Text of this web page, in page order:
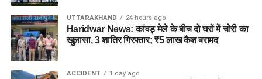
UTTARAKHAND 24 hours ago
Haridwar News: कांवड़ मेले के बीच दो घरों में चोरी का
खुलासा, 3 शातिर गिरफ्तार; ₹5 लाख कैश बरामद
ACCIDENT 1 day ago